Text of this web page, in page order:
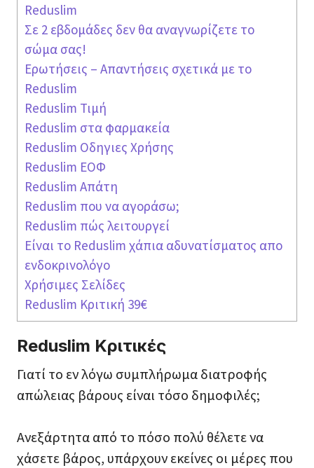
Reduslim
Σε 2 εβδομάδες δεν θα αναγνωρίζετε το
σώμα σας!
Ερωτήσεις – Απαντήσεις σχετικά με το
Reduslim
Reduslim Τιμή
Reduslim στα φαρμακεία
Reduslim Oδηγιες Χρήσης
Reduslim ΕΟΦ
Reduslim Απάτη
Reduslim που να αγοράσω;
Reduslim πώς λειτουργεί
Είναι τo Reduslim χάπια αδυνατίσματος απο
ενδοκρινολόγο
Χρήσιμες Σελίδες
Reduslim Κριτική 39€
Reduslim Κριτικές
Γιατί το εν λόγω συμπλήρωμα διατροφής
απώλειας βάρους είναι τόσο δημοφιλές;
Ανεξάρτητα από το πόσο πολύ θέλετε να
χάσετε βάρος, υπάρχουν εκείνες οι μέρες που